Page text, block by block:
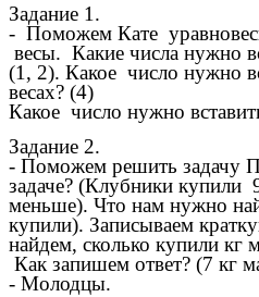
Задание 1.
- Поможем Кате
весы. Какие числа нужно
(1, 2). Какое число нужно
весах? (4)
Какое число нужно
Задание 2.
- Поможем решить задачу
задаче? (Клубники купили
меньше). Что нам нужно
купили). Записываем
найдем, сколько купили кг
Как запишем ответ? (7 кг
- Молодцы.